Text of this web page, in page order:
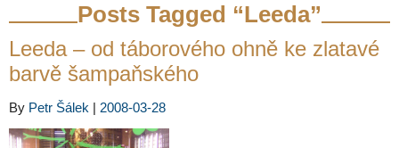
Posts Tagged “Leeda”
Leeda – od táborového ohně ke zlatavé
barvě šampaňského
By Petr Šálek | 2008-03-28